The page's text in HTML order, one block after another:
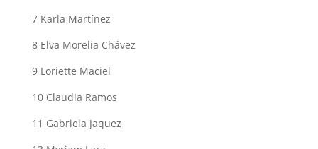
7 Karla Martínez
8 Elva Morelia Chávez
9 Loriette Maciel
10 Claudia Ramos
11 Gabriela Jaquez